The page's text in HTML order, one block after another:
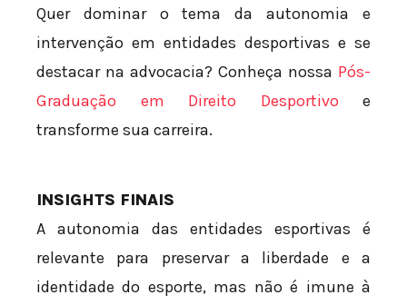
Quer dominar o tema da autonomia e
intervenção em entidades desportivas e se
destacar na advocacia? Conheça nossa Pós-
Graduação em Direito Desportivo e
transforme sua carreira.
INSIGHTS FINAIS
A autonomia das entidades esportivas é
relevante para preservar a liberdade e a
identidade do esporte, mas não é imune à